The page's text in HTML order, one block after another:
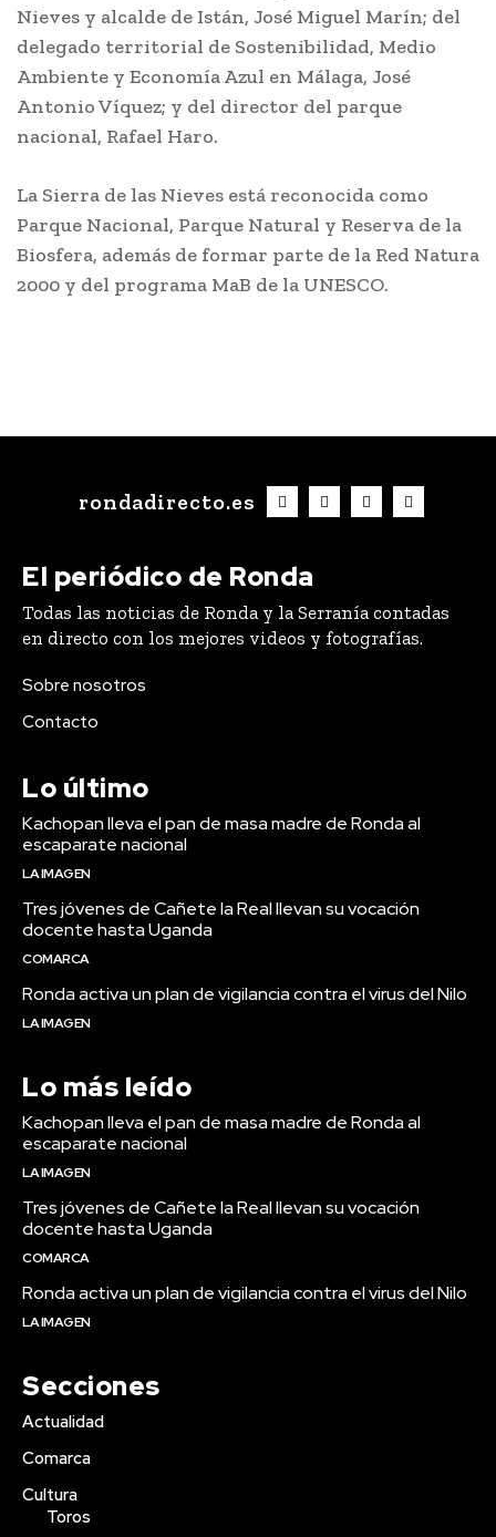
Nieves y alcalde de Istán, José Miguel Marín; del
delegado territorial de Sostenibilidad, Medio
Ambiente y Economía Azul en Málaga, José
Antonio Víquez; y del director del parque
nacional, Rafael Haro.
La Sierra de las Nieves está reconocida como
Parque Nacional, Parque Natural y Reserva de la
Biosfera, además de formar parte de la Red Natura
2000 y del programa MaB de la UNESCO.
rondadirecto.es
El periódico de Ronda
Todas las noticias de Ronda y la Serranía contadas
en directo con los mejores videos y fotografías.
Sobre nosotros
Contacto
Lo último
Kachopan lleva el pan de masa madre de Ronda al
escaparate nacional
LA IMAGEN
Tres jóvenes de Cañete la Real llevan su vocación
docente hasta Uganda
COMARCA
Ronda activa un plan de vigilancia contra el virus del Nilo
LA IMAGEN
Lo más leído
Kachopan lleva el pan de masa madre de Ronda al
escaparate nacional
LA IMAGEN
Tres jóvenes de Cañete la Real llevan su vocación
docente hasta Uganda
COMARCA
Ronda activa un plan de vigilancia contra el virus del Nilo
LA IMAGEN
Secciones
Actualidad
Comarca
Cultura
Toros